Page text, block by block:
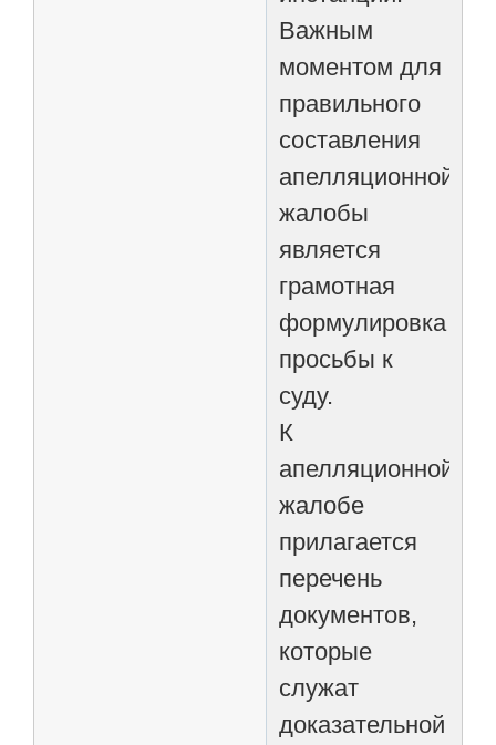
Важным
моментом для
правильного
составления
апелляционной
жалобы
является
грамотная
формулировка
просьбы к
суду.
К
апелляционной
жалобе
прилагается
перечень
документов,
которые
служат
доказательной